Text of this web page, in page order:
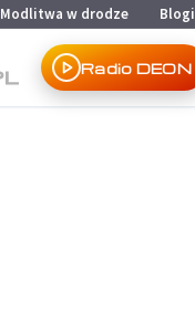
Modlitwa w drodze Blogi
Radio DEON